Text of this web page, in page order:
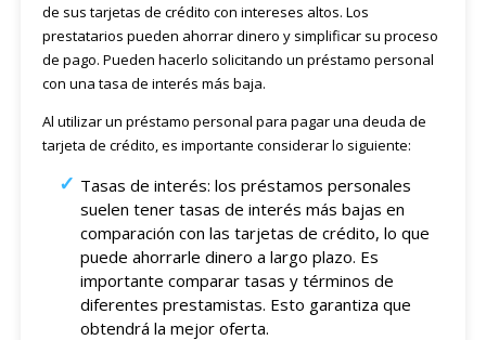
de sus tarjetas de crédito con intereses altos. Los
prestatarios pueden ahorrar dinero y simplificar su proceso
de pago. Pueden hacerlo solicitando un préstamo personal
con una tasa de interés más baja.
Al utilizar un préstamo personal para pagar una deuda de
tarjeta de crédito, es importante considerar lo siguiente:
Tasas de interés: los préstamos personales
suelen tener tasas de interés más bajas en
comparación con las tarjetas de crédito, lo que
puede ahorrarle dinero a largo plazo. Es
importante comparar tasas y términos de
diferentes prestamistas. Esto garantiza que
obtendrá la mejor oferta.